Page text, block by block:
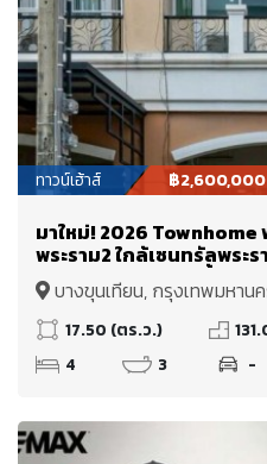
ทาวน์เฮ้าส์ ฿2,600,000
มาใหม่! 2026
พระราม2 ใกล้เซนทรัลพระร
เพียง :: 2.6 ล้าน เท่านั้น
บางขุนเทียน, กรุงเทพมหาน
17.50 (ตร.ว.)
4
3 -